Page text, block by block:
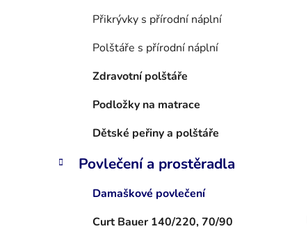
Přikrývky s přírodní náplní
Polštáře s přírodní náplní
Zdravotní polštáře
Podložky na matrace
Dětské peřiny a polštáře
Povlečení a prostěradla
Damaškové povlečení
Curt Bauer 140/220, 70/90